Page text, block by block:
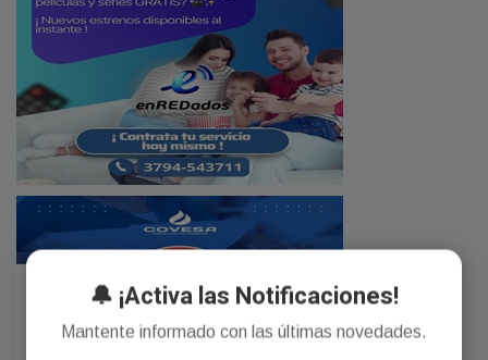
🔔 ¡Activa las Notificaciones!
Mantente informado con las últimas novedades.